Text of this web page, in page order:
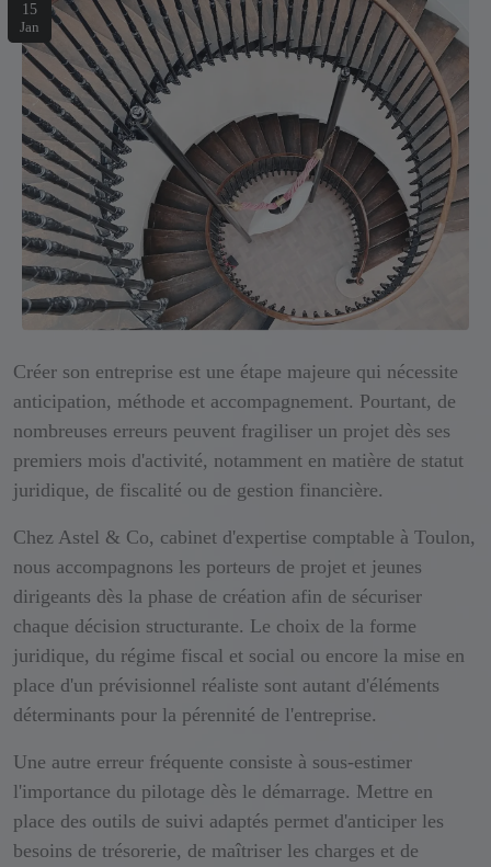
15
Jan
Créer son entreprise est une étape majeure qui nécessite
anticipation, méthode et accompagnement. Pourtant, de
nombreuses erreurs peuvent fragiliser un projet dès ses
premiers mois d'activité, notamment en matière de statut
juridique, de fiscalité ou de gestion financière.
Chez Astel & Co, cabinet d'expertise comptable à Toulon,
nous accompagnons les porteurs de projet et jeunes
dirigeants dès la phase de création afin de sécuriser
chaque décision structurante. Le choix de la forme
juridique, du régime fiscal et social ou encore la mise en
place d'un prévisionnel réaliste sont autant d'éléments
déterminants pour la pérennité de l'entreprise.
Une autre erreur fréquente consiste à sous-estimer
l'importance du pilotage dès le démarrage. Mettre en
place des outils de suivi adaptés permet d'anticiper les
besoins de trésorerie, de maîtriser les charges et de